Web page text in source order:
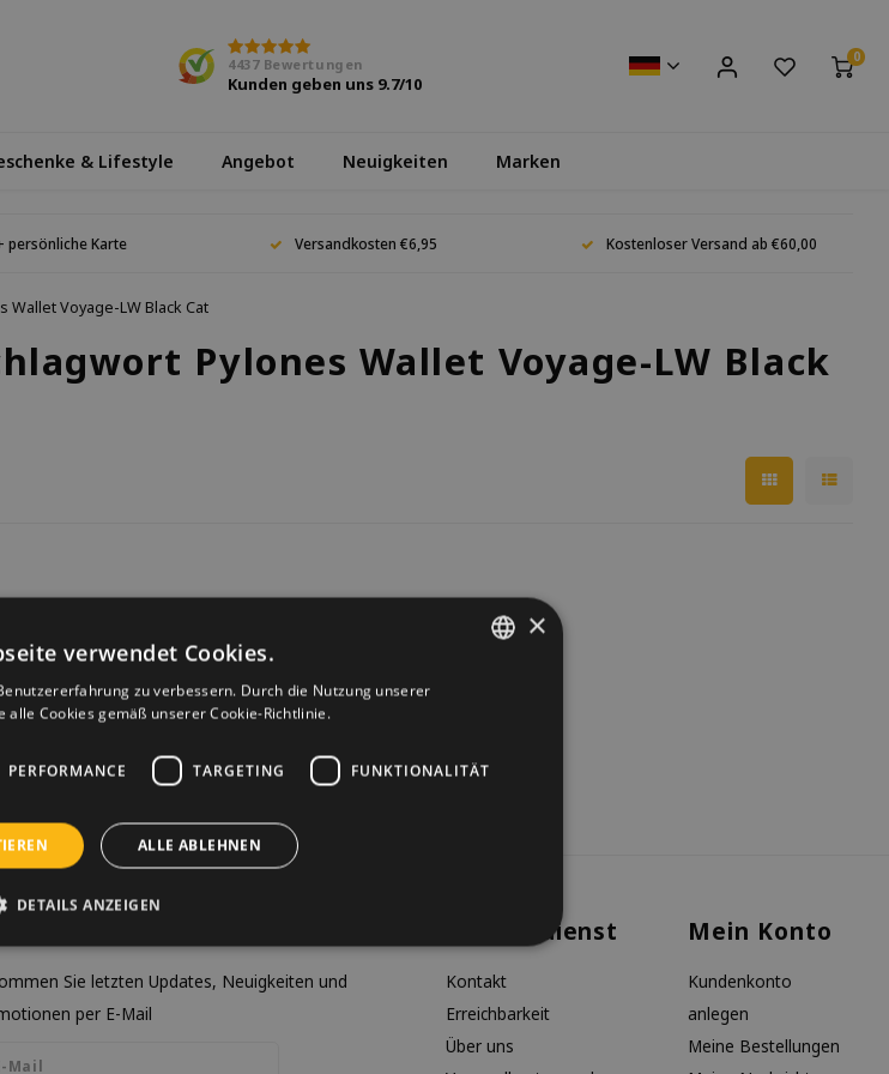
4437Bewertungen
Kunden geben uns 9.7/10
0
& Lifestyle Angebot Neuigkeiten Marken
persönliche Karte Versandkosten €6,95 Kostenloser Versand ab €60,00
Wallet Voyage-LW Black Cat
Pylones Wallet Voyage-LW Black
Sie letzten Updates, Neuigkeiten und
per E-Mail
Kundendienst
Kontakt
Erreichbarkeit
Über uns
Mein Konto
Kundenkonto
anlegen
Meine Bestellungen
ENGLISH
×
verwendet Cookies.
zu verbessern. Durch die Nutzung unserer
alle Cookies gemäß unserer Cookie-Richtlinie.
PERFORMANCE TARGETING FUNKTIONALITÄT
ALLE ABLEHNEN
DETAILS ANZEIGEN